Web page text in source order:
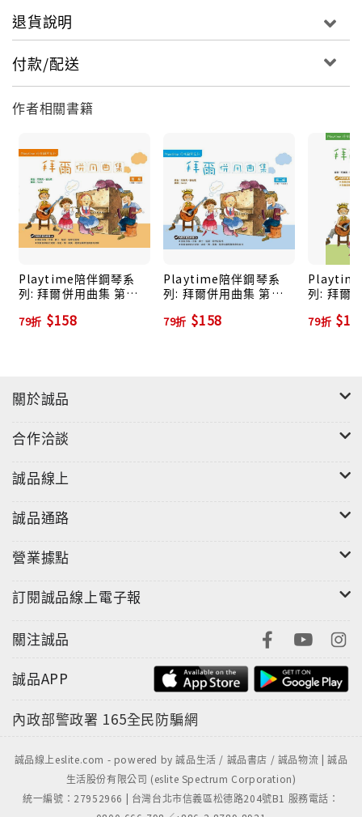
退貨說明
付款/配送
作者相關書籍
Playtime陪伴鋼琴系
列: 拜爾併用曲集 第一
79折 $158
Playtime陪伴鋼琴系
列: 拜爾併用曲集 第二
79折 $158
列: 拜爾
79折
關於誠品
合作洽談
誠品線上
誠品通路
營業據點
訂閱誠品線上電子報
關注誠品
誠品APP
內政部警政署 165全民防騙網
誠品線上eslite.com - powered by 誠品生活 / 誠品書店 / 誠品物流 | 誠品
生活股份有限公司 (eslite Spectrum Corporation)
統一編號：27952966 | 台灣台北市信義區松德路204號B1 服務電話：